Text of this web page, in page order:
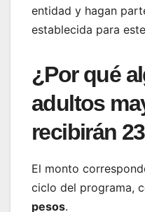
entidad y hagan
establecida para
¿Por qué
adultos
recibirán
El monto
ciclo del programa,
pesos.